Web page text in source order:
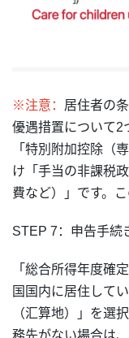
※注意： 居住者の
優遇措置について2
「特別附加控除（
け「手当の非課税
費など）」です。
STEP 7：申告手続
「総合所得年度確
国国内に居住して
（汇算地）」を選
務先がない場合は